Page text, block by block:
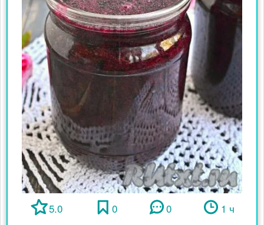
5.0 0 0 1 ч